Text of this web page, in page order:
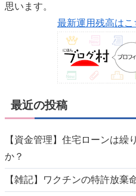
思います。
最新運用残高はこ
最近の投稿
【資金管理】住宅ローンは繰
か？
【雑記】ワクチンの特許放棄